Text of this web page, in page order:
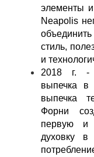
элементы
Neapolis
стиль,
и
2018 г. -
выпечка в
выпечка
Форни
первую и
духовку